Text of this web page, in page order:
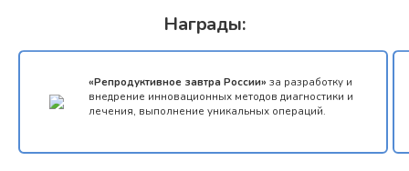
Награды:
«Репродуктивное завтра России» за разработку и
внедрение инновационных методов диагностики и
лечения, выполнение уникальных операций.